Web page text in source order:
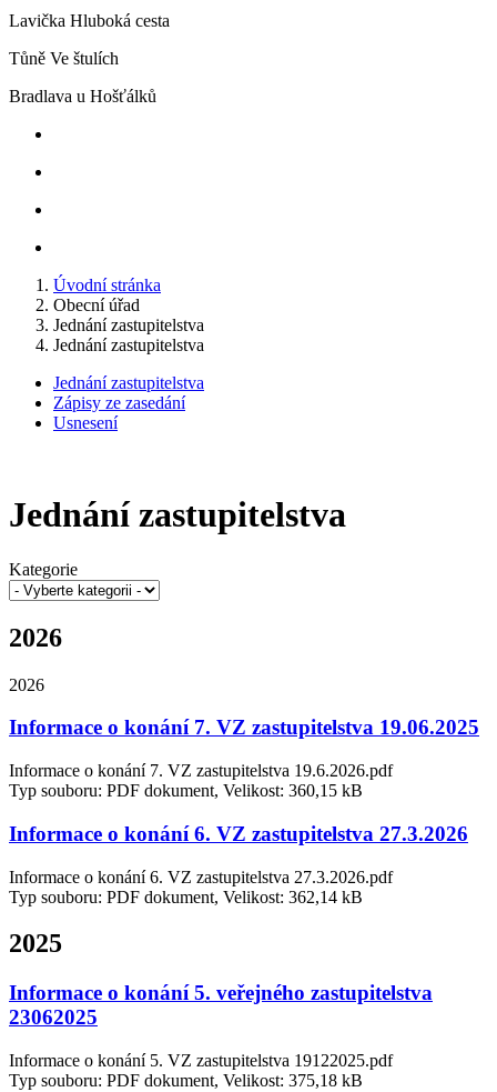
Lavička Hluboká cesta
Tůně Ve štulích
Bradlava u Hošťálků
Úvodní stránka
Obecní úřad
Jednání zastupitelstva
Jednání zastupitelstva
Jednání zastupitelstva
Zápisy ze zasedání
Usnesení
Jednání zastupitelstva
Kategorie
2026
2026
Informace o konání 7. VZ zastupitelstva 19.06.2025
Informace o konání 7. VZ zastupitelstva 19.6.2026.pdf
Typ souboru: PDF dokument, Velikost: 360,15 kB
Informace o konání 6. VZ zastupitelstva 27.3.2026
Informace o konání 6. VZ zastupitelstva 27.3.2026.pdf
Typ souboru: PDF dokument, Velikost: 362,14 kB
2025
Informace o konání 5. veřejného zastupitelstva
23062025
Informace o konání 5. VZ zastupitelstva 19122025.pdf
Typ souboru: PDF dokument, Velikost: 375,18 kB